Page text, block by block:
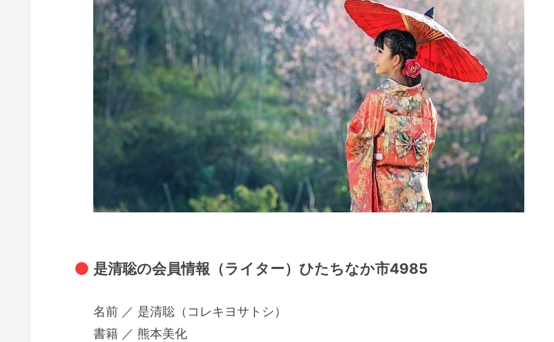
是清聡の会員情報（ライター）ひたちなか市4985
名前 ／ 是清聡（コレキヨサトシ）
書籍 ／ 熊本美化